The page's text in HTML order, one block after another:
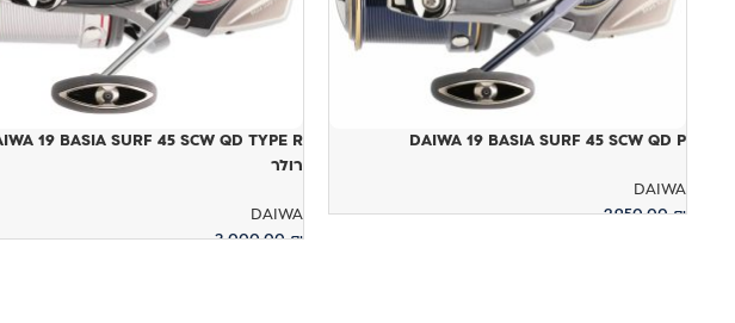
DAIWA 19 BASIA SURF 45 SCW QD P
DAIWA
2,950.00₪
רולר
DAIWA
3,000.00₪